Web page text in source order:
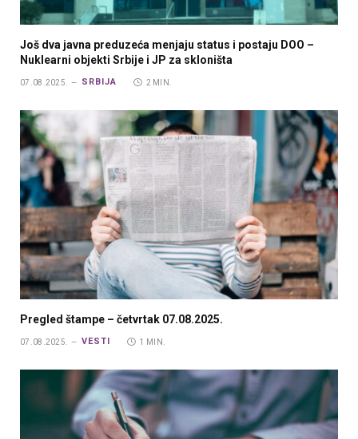
Još dva javna preduzeća menjaju status i postaju DOO –
Nuklearni objekti Srbije i JP za skloništa
07.08.2025. SRBIJA 2 MIN.
Pregled štampe – četvrtak 07.08.2025.
07.08.2025. VESTI 1 MIN.